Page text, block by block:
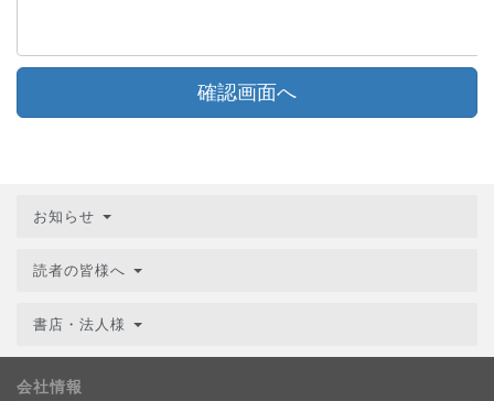
確認画面へ
お知らせ
読者の皆様へ
書店・法人様
会社情報